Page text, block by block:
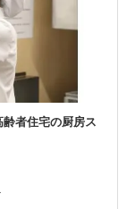
齢者住宅の厨房ス